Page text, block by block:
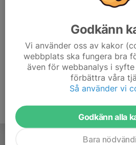
Godkänn
Vi använder oss av kakor
webbplats ska fungera bra
även för webbanalys i
förbättra våra
Så använder vi
Godkänn alla
Bara